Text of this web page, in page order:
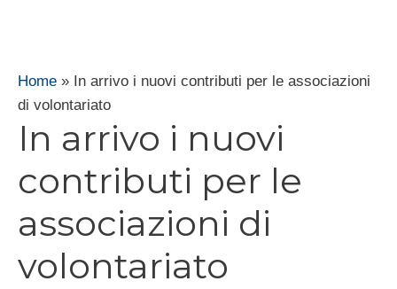
Home » In arrivo i nuovi contributi per le associazioni
di volontariato
In arrivo i nuovi
contributi per le
associazioni di
volontariato